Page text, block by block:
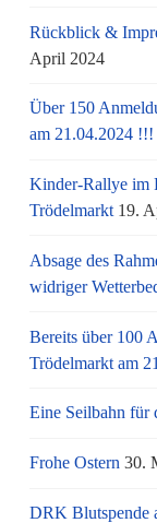
Rückblick &
April 2024
Über 150
am 21.04.2024 !!!
Kinder-Rallye im
Trödelmarkt 19.
Absage des
widriger
Bereits über 100
Trödelmarkt am
Eine Seilbahn für
Frohe Ostern 30.
DRK Blutspende